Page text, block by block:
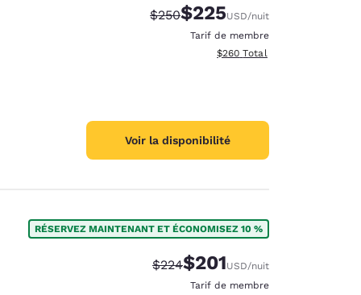
Tarif barré :
$250Tarif réduit :
$225USD/nuit
Tarif de membre
Afficher les détails totaux
$260 Total
Voir la disponibilité
RÉSERVEZ MAINTENANT ET ÉCONOMISEZ 10 %
Tarif barré :
$224Tarif réduit :
$201USD/nuit
Tarif de membre